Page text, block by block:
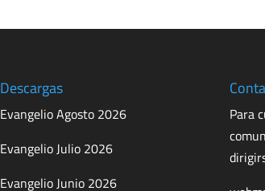
Descargas
Evangelio Agosto 2026
Evangelio Julio 2026
Evangelio Junio 2026
Para